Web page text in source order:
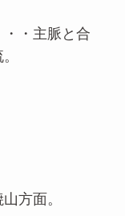
・・主脈と合
方面。